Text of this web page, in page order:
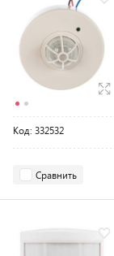
Код: 332532
Сравнить